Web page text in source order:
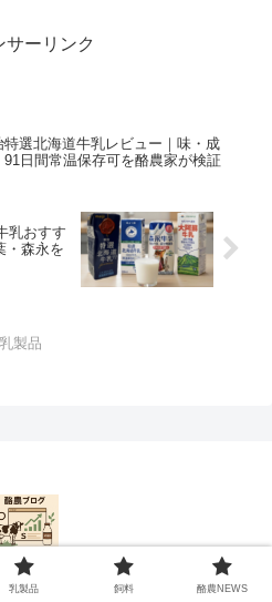
サーリンク
特選北海道牛乳レビュー｜味・成
91日間常温保存可を酪農家が検証
乳おすす
・森永を
乳製品
肉牛
乳製品 飼料 酪農NEWS